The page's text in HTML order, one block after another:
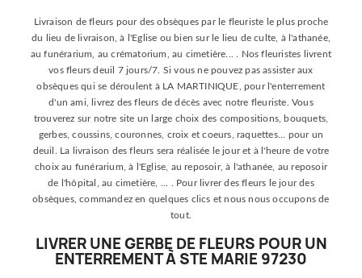
Livraison de fleurs pour des obsèques par le fleuriste le plus proche
du lieu de livraison, à l'Eglise ou bien sur le lieu de culte, à l'athanée,
au funérarium, au crématorium, au cimetière... . Nos fleuristes livrent
vos fleurs deuil 7 jours/7. Si vous ne pouvez pas assister aux
obsèques qui se déroulent à LA MARTINIQUE, pour l'enterrement
d'un ami, livrez des fleurs de décès avec notre fleuriste. Vous
trouverez sur notre site un large choix des compositions, bouquets,
gerbes, coussins, couronnes, croix et coeurs, raquettes... pour un
deuil. La livraison des fleurs sera réalisée le jour et à l'heure de votre
choix au funérarium, à l'Eglise, au reposoir, à l'athanée, au reposoir
de l'hôpital, au cimetière, ... . Pour livrer des fleurs le jour des
obsèques, commandez en quelques clics et nous nous occupons de
tout.
LIVRER UNE GERBE DE FLEURS POUR UN
ENTERREMENT À STE MARIE 97230